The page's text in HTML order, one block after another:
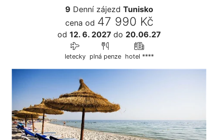
9 Denní zájezd Tunisko
cena od 47 990 Kč
od 12. 6. 2027 do 20.06.27
letecky plná penze hotel ****